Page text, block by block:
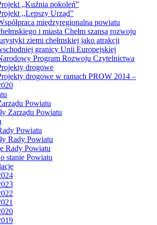
„Kuźnia pokoleń”
,,Lepszy Urząd”
międzyregionalna powiatu
i miasta Chełm szansą rozwoju
ziemi chełmskiej jako atrakcji
granicy Unii Europejskiej
Program Rozwoju Czytelnictwa
drogowe
drogowe w ramach PROW 2014 –
Powiatu
Zarządu Powiatu
Powiatu
Rady Powiatu
Rady Powiatu
stanie Powiatu